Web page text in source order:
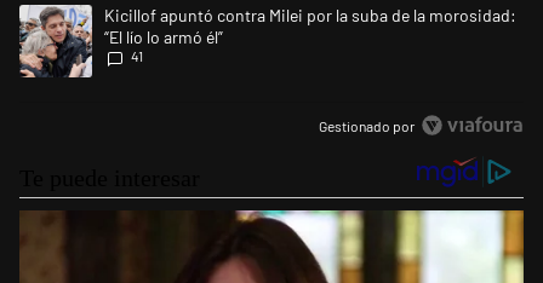
Un artículo de tendencia con el título "Kicillof apuntó contra Milei por
Kicillof apuntó contra Milei por la suba de la morosidad:
“El lío lo armó él”
41
Gestionado por